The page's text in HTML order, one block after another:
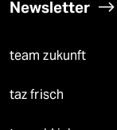
Newsletter
team zukunft
taz frisch